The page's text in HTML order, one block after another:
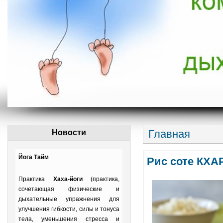
Новости
Йога Тайм
Практика Хаха-йоги(практика,
сочетающая физические и
дыхательные упражнения для
улучшения гибкости, силы и тонуса
тела, уменьшения стресса и
Главная
Рис соте